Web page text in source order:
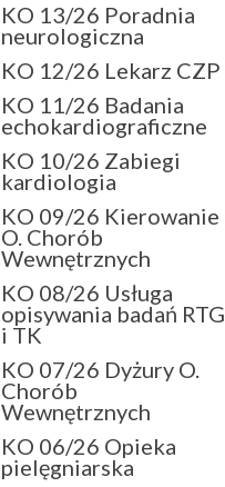
KO 13/26 Poradnia
neurologiczna
KO 12/26 Lekarz CZP
KO 11/26 Badania
echokardiograficzne
KO 10/26 Zabiegi
kardiologia
KO 09/26 Kierowanie
O. Chorób
Wewnętrznych
KO 08/26 Usługa
opisywania badań RTG
i TK
KO 07/26 Dyżury O.
Chorób
Wewnętrznych
KO 06/26 Opieka
pielęgniarska